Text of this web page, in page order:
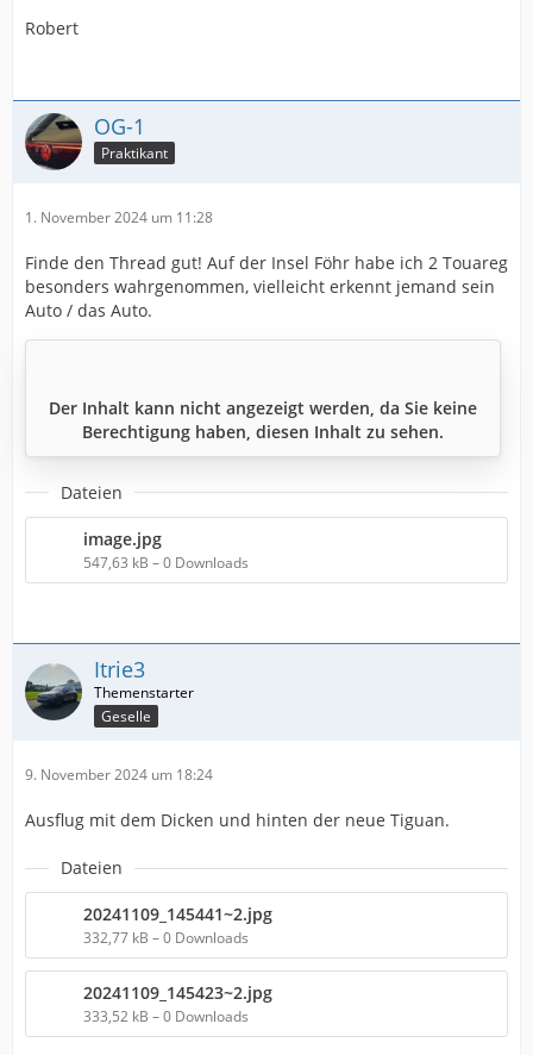
Robert
OG-1
Praktikant
1. November 2024 um 11:28
Finde den Thread gut! Auf der Insel Föhr habe ich 2 Touareg
besonders wahrgenommen, vielleicht erkennt jemand sein
Auto / das Auto.
Der Inhalt kann nicht angezeigt werden, da Sie keine
Berechtigung haben, diesen Inhalt zu sehen.
Dateien
image.jpg
547,63 kB – 0 Downloads
Itrie3
Geselle
9. November 2024 um 18:24
Ausflug mit dem Dicken und hinten der neue Tiguan.
Dateien
20241109_145441~2.jpg
332,77 kB – 0 Downloads
20241109_145423~2.jpg
333,52 kB – 0 Downloads